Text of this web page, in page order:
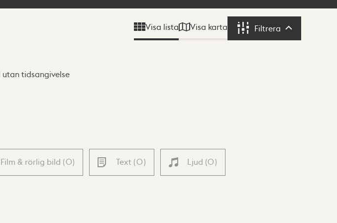
Visa lista Visa karta Filtrera Filtrera
utan tidsangivelse
Film & rörlig bild (0) Text (0) Ljud (0)